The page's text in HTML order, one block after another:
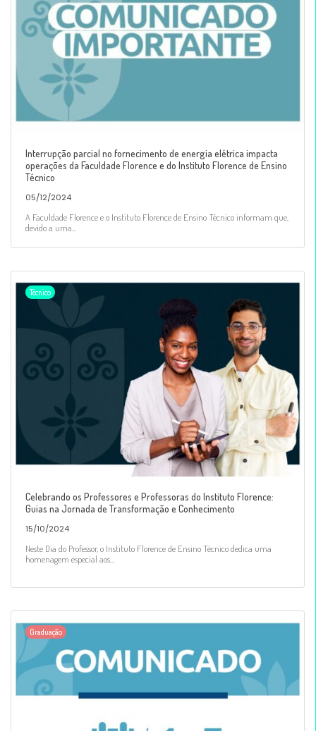
Interrupção parcial no fornecimento de energia elétrica impacta
operações da Faculdade Florence e do Instituto Florence de Ensino
Técnico
05/12/2024
A Faculdade Florence e o Instituto Florence de Ensino Técnico informam que,
devido a uma...
Técnico
Celebrando os Professores e Professoras do Instituto Florence:
Guias na Jornada de Transformação e Conhecimento
15/10/2024
Neste Dia do Professor, o Instituto Florence de Ensino Técnico dedica uma
homenagem especial aos...
Graduação